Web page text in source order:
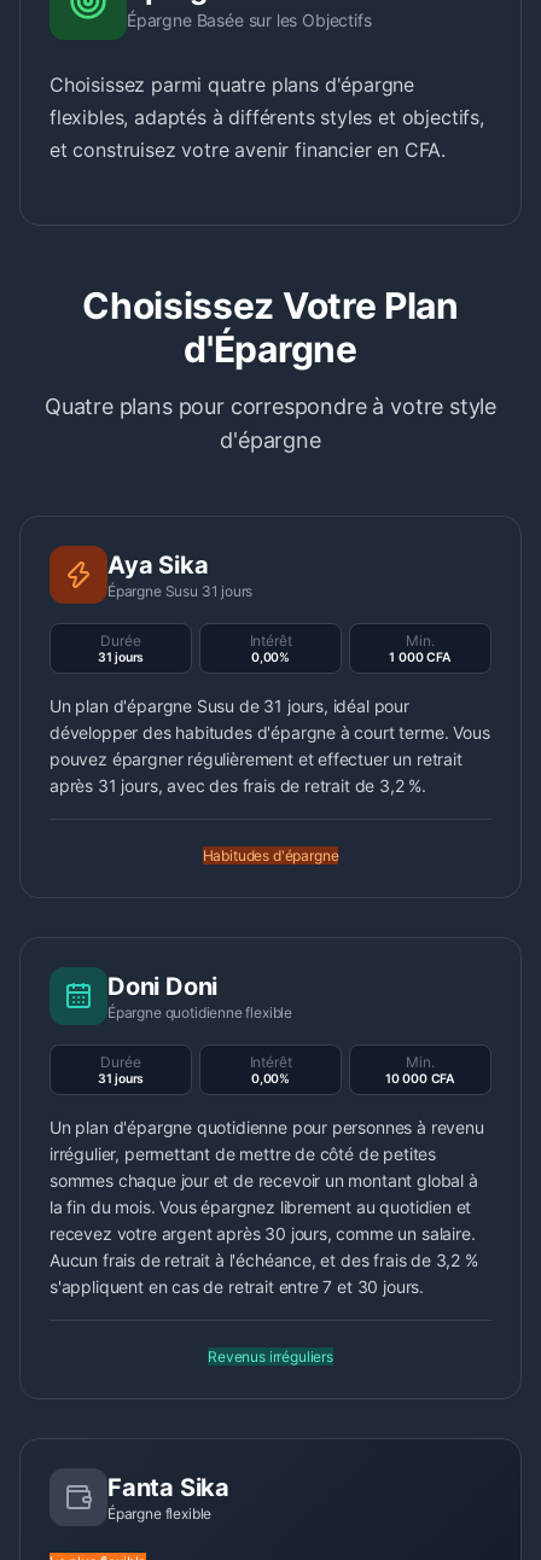
Épargne Basée sur les Objectifs
Choisissez parmi quatre plans d'épargne
flexibles, adaptés à différents styles et objectifs,
et construisez votre avenir financier en CFA.
Choisissez Votre Plan
d'Épargne
Quatre plans pour correspondre à votre style
d'épargne
Aya Sika
Épargne Susu 31 jours
Durée
31 jours
Intérêt
0,00%
Min.
1 000 CFA
Un plan d'épargne Susu de 31 jours, idéal pour
développer des habitudes d'épargne à court terme. Vous
pouvez épargner régulièrement et effectuer un retrait
après 31 jours, avec des frais de retrait de 3,2 %.
Habitudes d'épargne
Doni Doni
Épargne quotidienne flexible
Durée
31 jours
Intérêt
0,00%
Min.
10 000 CFA
Un plan d'épargne quotidienne pour personnes à revenu
irrégulier, permettant de mettre de côté de petites
sommes chaque jour et de recevoir un montant global à
la fin du mois. Vous épargnez librement au quotidien et
recevez votre argent après 30 jours, comme un salaire.
Aucun frais de retrait à l'échéance, et des frais de 3,2 %
s'appliquent en cas de retrait entre 7 et 30 jours.
Revenus irréguliers
Fanta Sika
Épargne flexible